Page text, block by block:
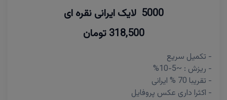
5000 لایک ایرانی نقره ای
318,500 تومان
- تکمیل سریع
- ریزش : ~5-10%
- تقریبا 70 % ایرانی
- اکثرا داری عکس پروفایل